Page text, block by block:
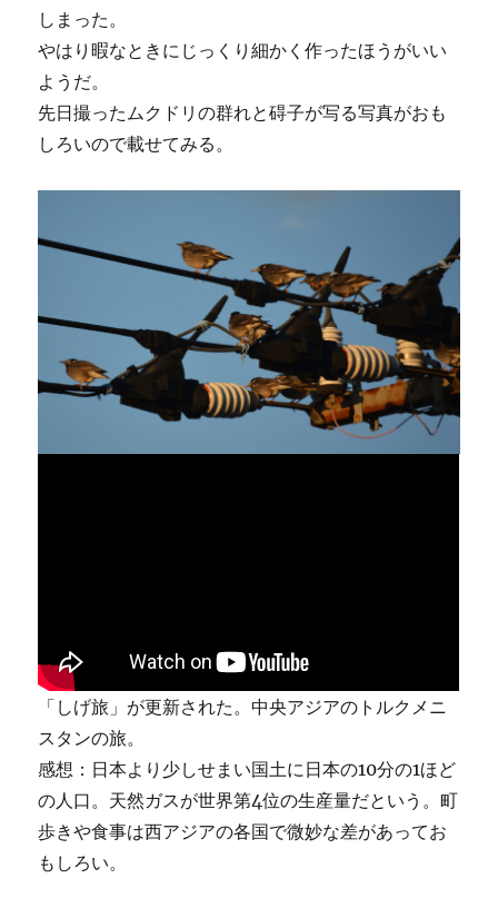
しまった。
やはり暇なときにじっくり細かく作ったほうがいい
ようだ。
先日撮ったムクドリの群れと碍子が写る写真がおも
しろいので載せてみる。
「しげ旅」が更新された。中央アジアのトルクメニ
スタンの旅。
感想：日本より少しせまい国土に日本の10分の1ほど
の人口。天然ガスが世界第4位の生産量だという。町
歩きや食事は西アジアの各国で微妙な差があってお
もしろい。